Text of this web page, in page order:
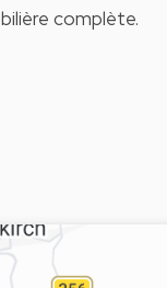
complète.